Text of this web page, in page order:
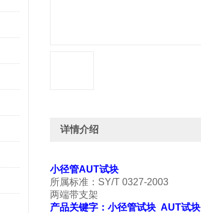
详情介绍
小径管AUT试块
所属标准：SY/T 0327-2003
两端带支架
产品关键字：小径管试块 AUT试块